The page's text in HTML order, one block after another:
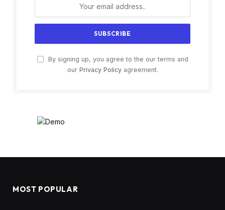
By signing up, you agree to the our terms and
our Privacy Policyagreement.
MOST POPULAR